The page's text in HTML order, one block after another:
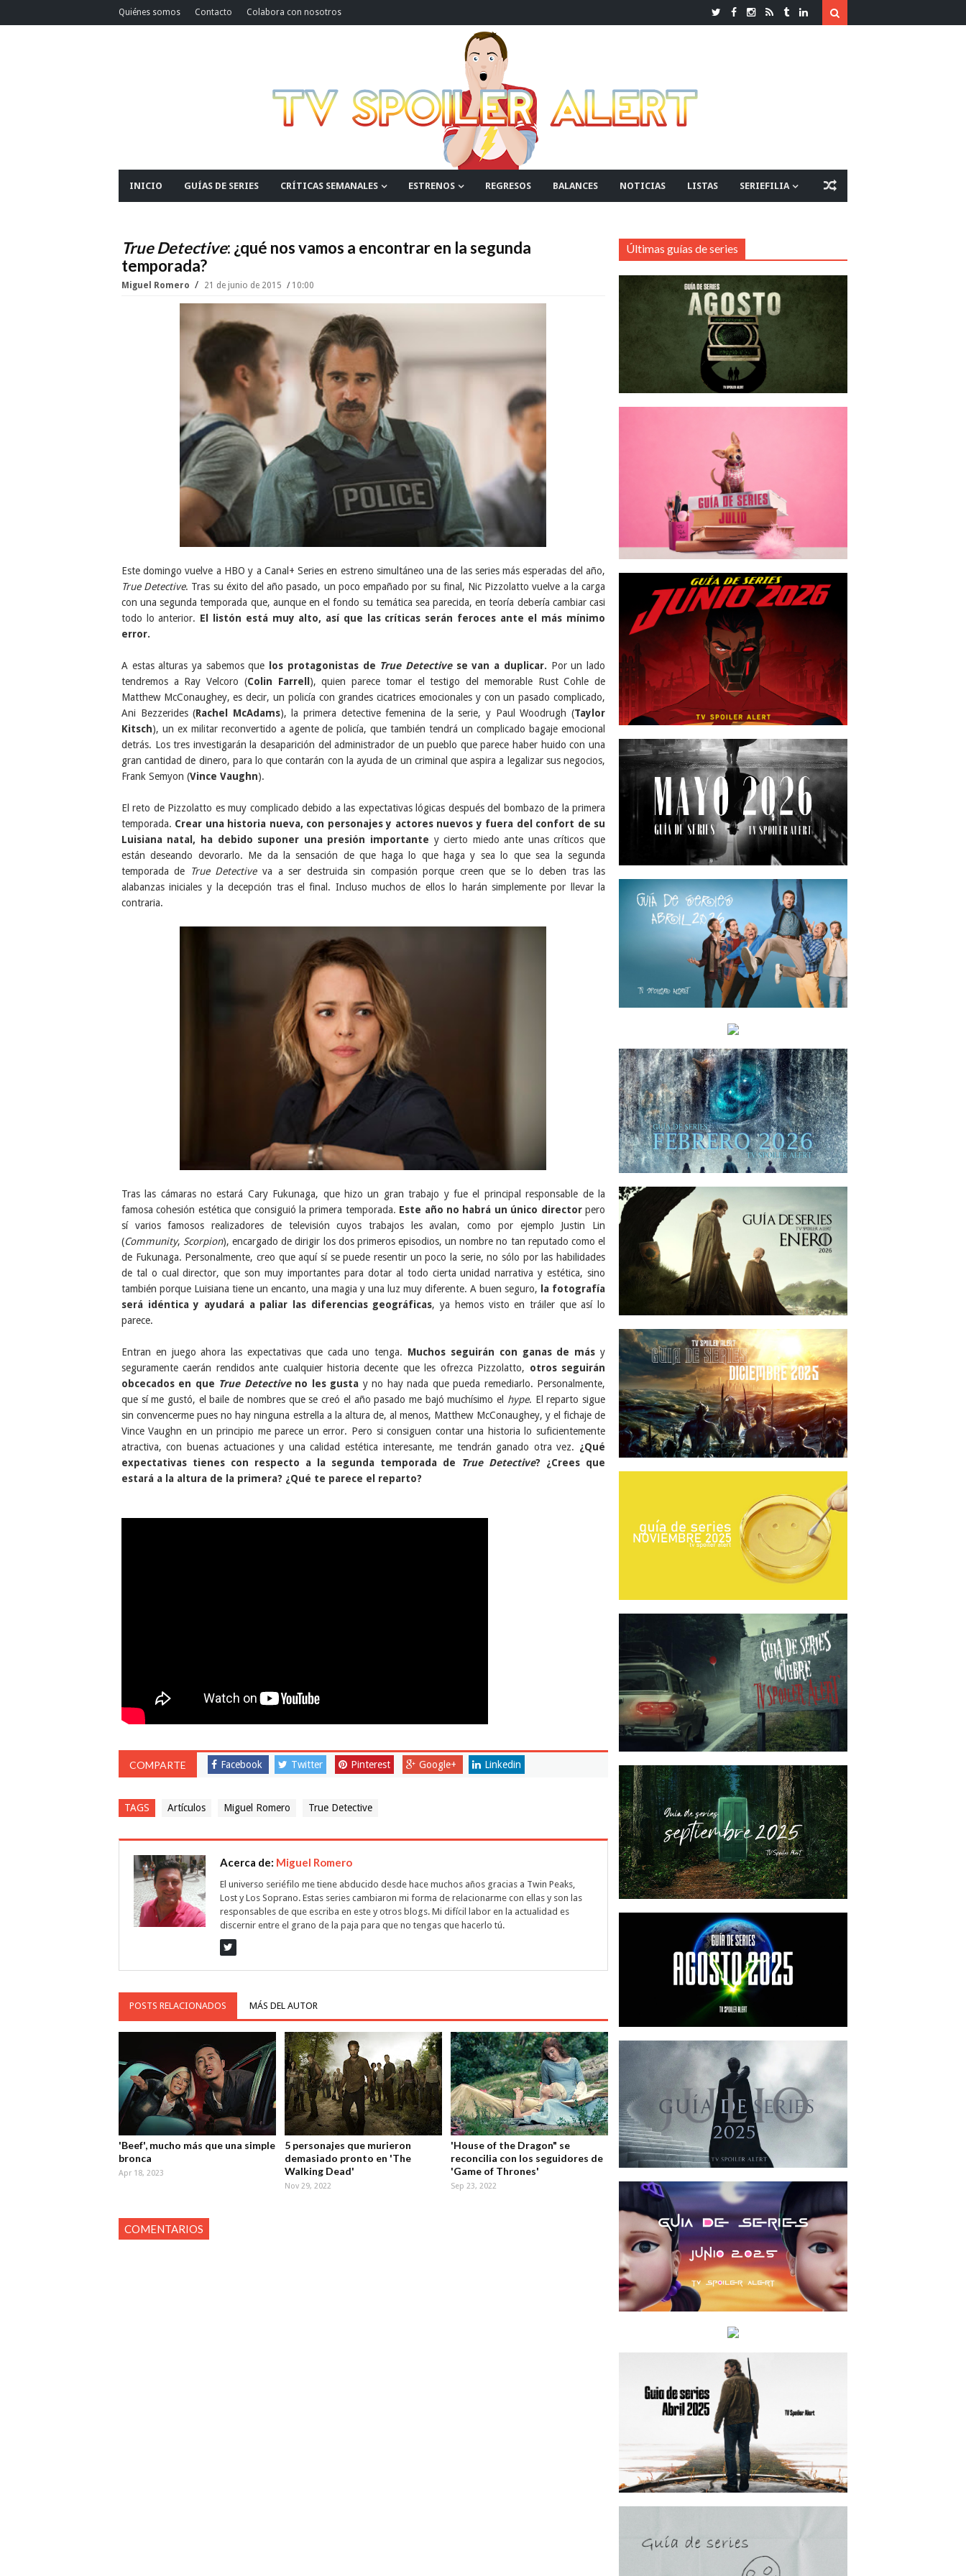
Quiénes somos Contacto Colabora con nosotros
INICIO GUÍAS DE SERIES CRÍTICAS SEMANALES ESTRENOS REGRESOS BALANCES NOTICIAS LISTAS SERIEFILIA
True Detective: ¿qué nos vamos a encontrar en la segunda
temporada?
Miguel Romero 21 de junio de 2015 10:00
Este domingo vuelve a HBO y a Canal+ Series en estreno simultáneo una de las series más esperadas del año,
True Detective. Tras su éxito del año pasado, un poco empañado por su final, Nic Pizzolatto vuelve a la carga
con una segunda temporada que, aunque en el fondo su temática sea parecida, en teoría debería cambiar casi
todo lo anterior. El listón está muy alto, así que las críticas serán feroces ante el más mínimo
error.
A estas alturas ya sabemos que los protagonistas de True Detectivese van a duplicar. Por un lado
tendremos a Ray Velcoro (Colin Farrell ), quien parece tomar el testigo del memorable Rust Cohle de
Matthew McConaughey, es decir, un policía con grandes cicatrices emocionales y con un pasado complicado,
Ani Bezzerides (Rachel McAdams), la primera detective femenina de la serie, y Paul Woodrugh (Taylor
Kitsch), un ex militar reconvertido a agente de policía, que también tendrá un complicado bagaje emocional
detrás. Los tres investigarán la desaparición del administrador de un pueblo que parece haber huido con una
gran cantidad de dinero, para lo que contarán con la ayuda de un criminal que aspira a legalizar sus negocios,
Frank Semyon (Vince Vaughn).
El reto de Pizzolatto es muy complicado debido a las expectativas lógicas después del bombazo de la primera
temporada. Crear una historia nueva, con personajes y actores nuevos y fuera del confort de su
Luisiana natal, ha debido suponer una presión importante y cierto miedo ante unas críticos que
están deseando devorarlo. Me da la sensación de que haga lo que haga y sea lo que sea la segunda
temporada de
True Detectiveva a ser destruida sin compasión porque creen que se lo deben tras las
alabanzas iniciales y la decepción tras el final. Incluso muchos de ellos lo harán simplemente por llevar la
contraria.
Tras las cámaras no estará Cary Fukunaga, que hizo un gran trabajo y fue el principal responsable de la
famosa cohesión estética que consiguió la primera temporada. Este año no habrá un único directorpero
sí varios famosos realizadores de televisión cuyos trabajos les avalan, como por ejemplo Justin Lin
(Community, Scorpion), encargado de dirigir los dos primeros episodios, un nombre no tan reputado como el
de Fukunaga. Personalmente, creo que aquí sí se puede resentir un poco la serie, no sólo por las habilidades
de tal o cual director, que son muy importantes para dotar al todo cierta unidad narrativa y estética, sino
también porque Luisiana tiene un encanto, una magia y una luz muy diferente. A buen seguro,
la fotografía
será idéntica y ayudará a paliar las diferencias geográficas, ya hemos visto en tráiler que así lo
parece.
Entran en juego ahora las expectativas que cada uno tenga. Muchos seguirán con ganas de más y
seguramente caerán rendidos ante cualquier historia decente que les ofrezca Pizzolatto, otros seguirán
obcecados en que True Detectiveno les gusta y no hay nada que pueda remediarlo. Personalmente,
que sí me gustó, el baile de nombres que se creó el año pasado me bajó muchísimo el hype. El reparto sigue
sin convencerme pues no hay ninguna estrella a la altura de, al menos, Matthew McConaughey, y el fichaje de
Vince Vaughn en un principio me parece un error. Pero si consiguen contar una historia lo suficientemente
atractiva, con buenas actuaciones y una calidad estética interesante, me tendrán ganado otra vez. ¿Qué
expectativas tienes con respecto a la segunda temporada de
True Detective? ¿Crees que
estará a la altura de la primera? ¿Qué te parece el reparto?
COMPARTE Facebook Twitter Pinterest Google+ Linkedin
TAGS Artículos Miguel Romero True Detective
Acerca de: Miguel Romero
El universo seriéfilo me tiene abducido desde hace muchos años gracias a Twin Peaks,
Lost y Los Soprano. Estas series cambiaron mi forma de relacionarme con ellas y son las
responsables de que escriba en este y otros blogs. Mi difícil labor en la actualidad es
discernir entre el grano de la paja para que no tengas que hacerlo tú.
POSTS RELACIONADOS MÁS DEL AUTOR
'Beef', mucho más que una simple
bronca
Apr 18, 2023
5 personajes que murieron
demasiado pronto en 'The
Walking Dead'
Nov 29, 2022
'House of the Dragon" se
reconcilia con los seguidores de
'Game of Thrones'
Sep 23, 2022
COMENTARIOS
Últimas guías de series